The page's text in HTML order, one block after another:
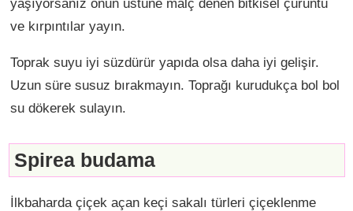
ve kırpıntılar yayın.
Toprak suyu iyi süzdürür yapıda olsa daha iyi gelişir.
Uzun süre susuz bırakmayın. Toprağı kurudukça bol bol
su dökerek sulayın.
Spirea budama
İlkbaharda çiçek açan keçi sakalı türleri çiçeklenme